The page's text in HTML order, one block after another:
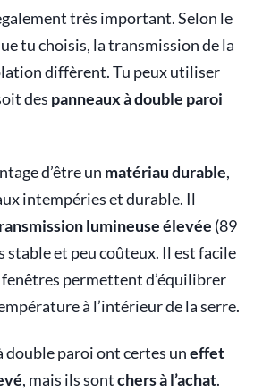
très important. Selon le
tu choisis, la transmission de la
diffèrent. Tu peux utiliser
des panneaux à double paroi
d’être un matériau durable,
intempéries et durable. Il
lumineuse élevée (89
stable et peu coûteux. Il est facile
fenêtres permettent d’équilibrer
à l’intérieur de la serre.
double paroi ont certes uneffet
, mais ils sontchers à l’achat.